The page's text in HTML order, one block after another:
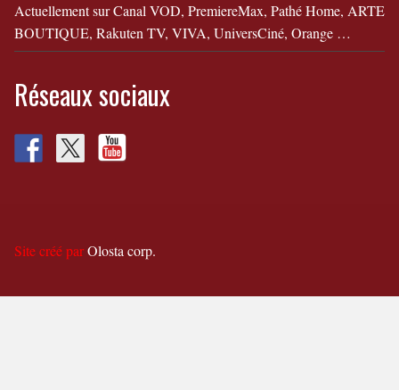
Actuellement sur Canal VOD, PremiereMax, Pathé Home, ARTE
BOUTIQUE, Rakuten TV, VIVA, UniversCiné, Orange …
Réseaux sociaux
Site créé parOlosta corp.